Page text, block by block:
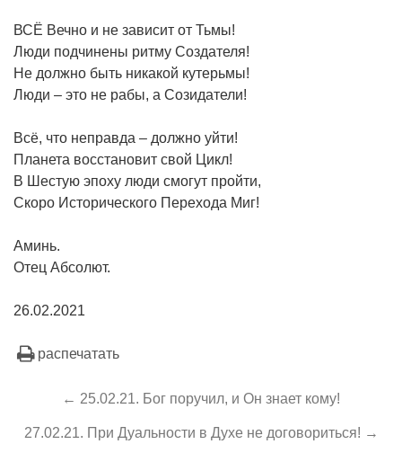
ВСЁ Вечно и не зависит от Тьмы!
Люди подчинены ритму Создателя!
Не должно быть никакой кутерьмы!
Люди – это не рабы, а Созидатели!
Всё, что неправда – должно уйти!
Планета восстановит свой Цикл!
В Шестую эпоху люди смогут пройти,
Скоро Исторического Перехода Миг!
Аминь.
Отец Абсолют.
26.02.2021
распечатать
← 25.02.21. Бог поручил, и Он знает кому!
27.02.21. При Дуальности в Духе не договориться! →